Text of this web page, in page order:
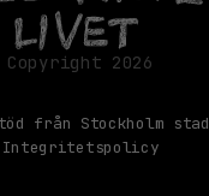
från Stockholm stad
Integritetspolicy